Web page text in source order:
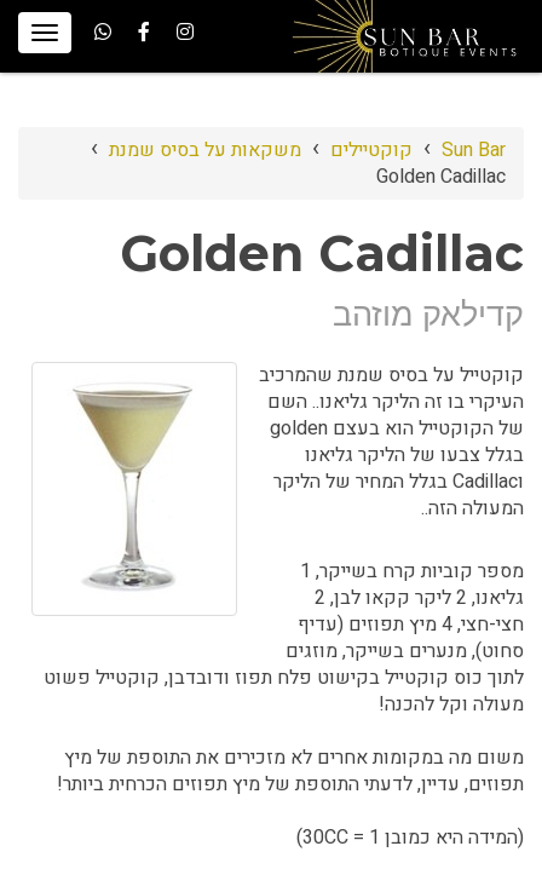
Sun Bar
› קוקטיילים › משקאות על בסיס שמנת ›
Golden Cadillac
Golden Cadillac
קדילאק מוזהב
קוקטייל על בסיס שמנת שהמרכיב
העיקרי בו זה הליקר גליאנו.. השם
של הקוקטייל הוא בעצם golden
בגלל צבעו של הליקר גליאנו
וCadillac בגלל המחיר של הליקר
המעולה הזה..
מספר קוביות קרח בשייקר, 1
גליאנו, 2 ליקר קקאו לבן, 2
חצי-חצי, 4 מיץ תפוזים (עדיף
סחוט), מנערים בשייקר, מוזגים
לתוך כוס קוקטייל בקישוט פלח תפוז ודובדבן, קוקטייל פשוט
מעולה וקל להכנה!
משום מה במקומות אחרים לא מזכירים את התוספת של מיץ
תפוזים, עדיין, לדעתי התוספת של מיץ תפוזים הכרחית ביותר!
(המידה היא כמובן 1 = 30CC)